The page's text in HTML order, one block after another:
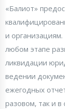
«Балиот»
и
любом этапе
ликвидации
ведении
ежегодных
разовом, так и